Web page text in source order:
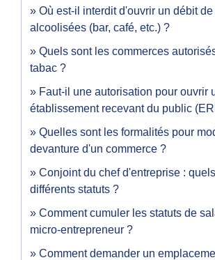
Où est-il interdit d'ouvrir un débit
alcoolisées (bar, café, etc.) ?
Quels sont les commerces
tabac ?
Faut-il une autorisation pour ouvrir
établissement recevant du public
Quelles sont les formalités pour
devanture d'un commerce ?
Conjoint du chef d'entreprise :
différents statuts ?
Comment cumuler les statuts de
micro-entrepreneur ?
Comment demander un